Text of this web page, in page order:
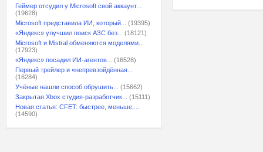
Геймер отсудил у Microsoft свой аккаунт...
(19628)
Microsoft представила ИИ, который...
(19395)
«Яндекс» улучшил поиск АЗС без...
(18121)
Microsoft и Mistral обменяются моделями...
(17923)
«Яндекс» посадил ИИ-агентов...
(16528)
Первый трейлер и «непревзойдённая...
(16284)
Учёные нашли способ обрушить...
(15662)
Закрытая Xbox студия-разработчик...
(15111)
Новая статья: CFET: быстрее, меньше,...
(14590)